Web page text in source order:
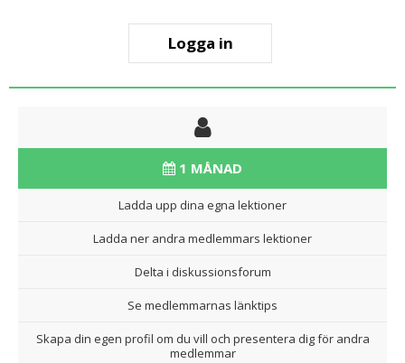
Logga in
1 MÅNAD
Ladda upp dina egna lektioner
Ladda ner andra medlemmars lektioner
Delta i diskussionsforum
Se medlemmarnas länktips
Skapa din egen profil om du vill och presentera dig för andra
medlemmar